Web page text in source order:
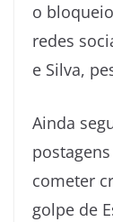
o
redes
e Silva,
Ainda
cometer
golpe de